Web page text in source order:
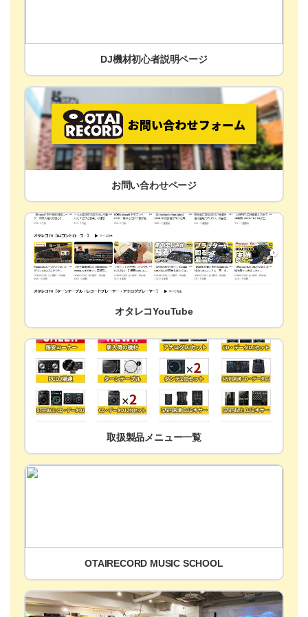
DJ機材初心者説明ページ
お問い合わせページ
オタレコYouTube
取扱製品メニュー一覧
OTAIRECORD MUSIC SCHOOL